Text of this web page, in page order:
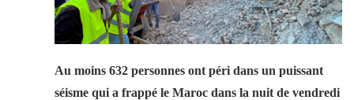
Au moins 632 personnes ont péri dans un puissant
séisme qui a frappé le Maroc dans la nuit de vendredi